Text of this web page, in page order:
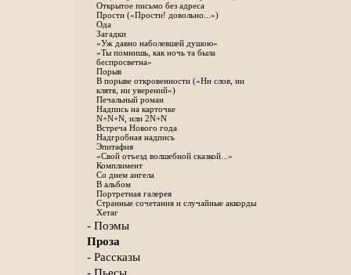
Открытое письмо без адреса
Прости («Прости! довольно...»)
Ода
Загадки
«Уж давно наболевшей душою»
«Ты помнишь, как ночь та была
беспросветна»
Порыв
В порыве откровенности («Ни слов, ни
клятв, ни уверений»)
Печальный роман
Надпись на карточке
N+N+N, или 2N+N
Встреча Нового года
Надгробная надпись
Эпитафия
«Свой отъезд волшебной сказкой...»
Комплимент
Со днем ангела
В альбом
Портретная галерея
Странные сочетания и случайные аккорды
Хетаг
- Поэмы
Проза
- Рассказы